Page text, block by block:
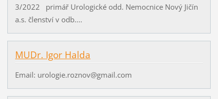
3/2022 primář Urologické odd. Nemocnice Nový Jičín
a.s. členství v odb....
MUDr. Igor Halda
Email: urologie.roznov@gmail.com